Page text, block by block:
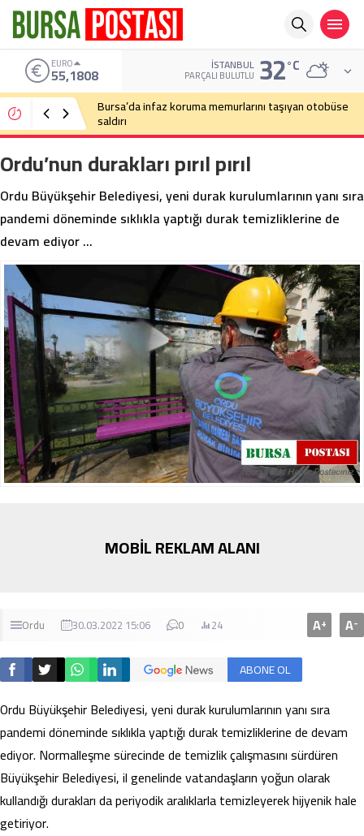
ALTIN
6.662,82 İSTANBUL
PARÇALI BULUTLU 32°C
Bursa’da cadde ortasında bıçaklı kavga
Ordu’nun durakları pırıl pırıl
Ordu Büyükşehir Belediyesi, yeni durak kurulumlarının yanı sıra
pandemi döneminde sıklıkla yaptığı durak temizliklerine de
devam ediyor …
MOBİL REKLAM ALANI
Ordu 30.03.2022 15:06 0 24 A+ A-
ABONE OL
Ordu Büyükşehir Belediyesi, yeni durak kurulumlarının yanı sıra
pandemi döneminde sıklıkla yaptığı durak temizliklerine de devam
ediyor. Normalleşme sürecinde de temizlik çalışmasını sürdüren
Büyükşehir Belediyesi, il genelinde vatandaşların yoğun olarak
kullandığı durakları da periyodik aralıklarla temizleyerek hijyenik hale
getiriyor.